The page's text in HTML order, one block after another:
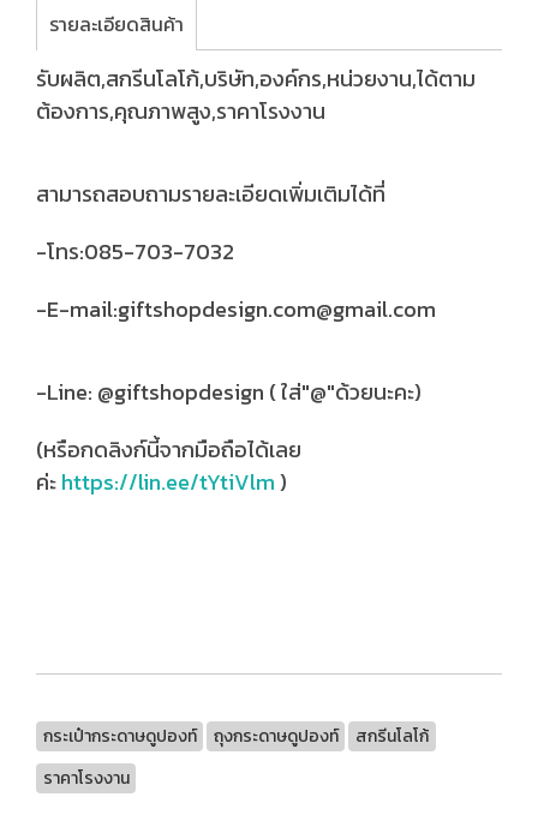
รายละเอียดสินค้า
รับผลิต,สกรีนโลโก้,บริษัท,องค์กร,หน่วยงาน,ได้ตาม
ต้องการ,คุณภาพสูง,ราคาโรงงาน
สามารถสอบถามรายละเอียดเพิ่มเติมได้ที่
-โทร:085-703-7032
-E-mail:giftshopdesign.com@gmail.com
-Line: @giftshopdesign ( ใส่"@"ด้วยนะคะ)
(หรือกดลิงก์นี้จากมือถือได้เลย
ค่ะhttps://lin.ee/tYtiVlm)
กระเป๋ากระดาษดูปองท์ ถุงกระดาษดูปองท์
สกรีนโลโก้
ราคาโรงงาน